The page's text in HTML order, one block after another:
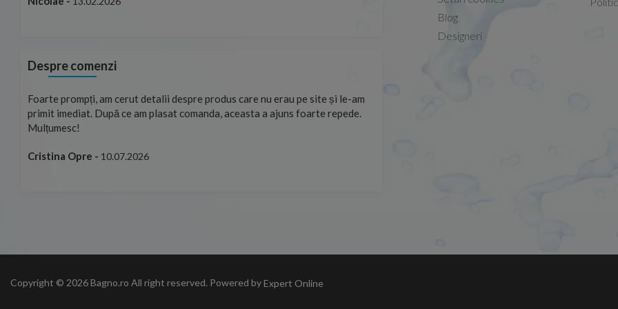
Despre comenzi
Foarte prompți, am cerut detalii despre produs care nu erau pe site și le-am
primit imediat. După ce am plasat comanda, aceasta a ajuns foarte repede.
Mulțumesc!
Cristina Opre - 10.07.2026
Blog
Designeri
Copyright © 2026 Bagno.ro All right reserved. Powered byExpert Online